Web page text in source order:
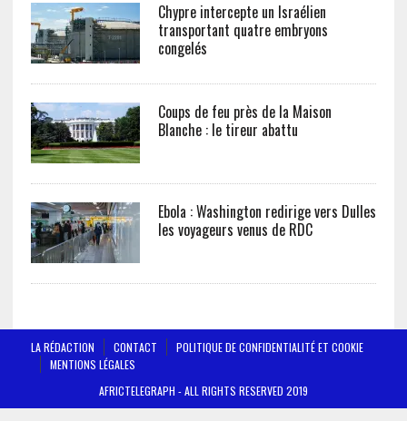
Chypre intercepte un Israélien
transportant quatre embryons
congelés
Coups de feu près de la Maison
Blanche : le tireur abattu
Ebola : Washington redirige vers Dulles
les voyageurs venus de RDC
LA RÉDACTION CONTACT
POLITIQUE DE CONFIDENTIALITÉ ET COOKIE
MENTIONS LÉGALES
AFRICTELEGRAPH - ALL RIGHTS RESERVED 2019